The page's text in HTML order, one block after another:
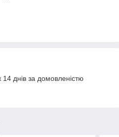
днів за домовленістю